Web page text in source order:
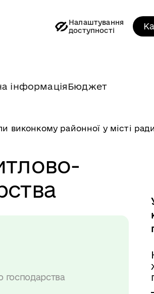
Налаштування
доступності
інформація Бюджет
виконкому районної у місті ради
господарства